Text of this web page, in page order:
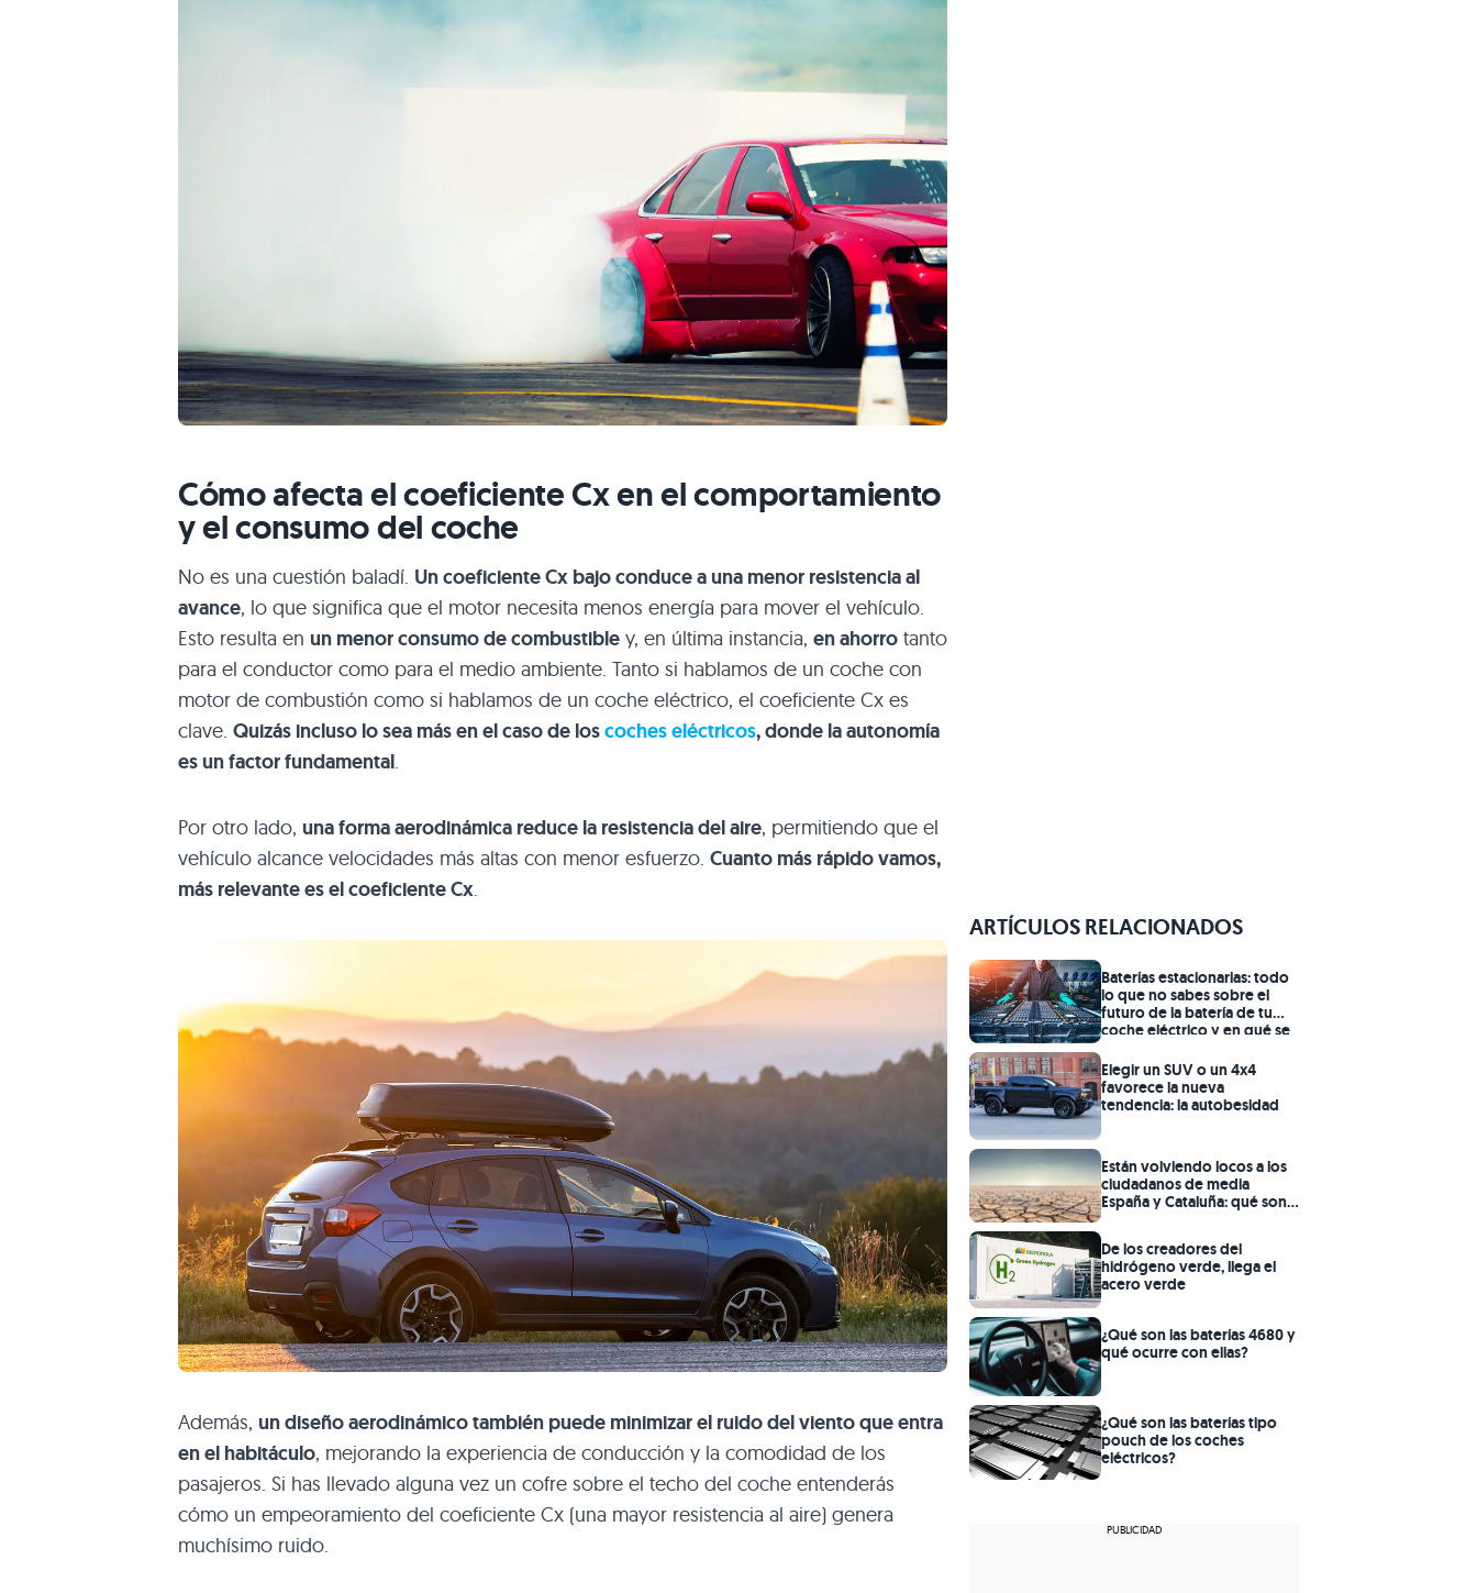
Cómo afecta el coeficiente Cx en el comportamiento
y el consumo del coche
No es una cuestión baladí. Un coeficiente Cx bajo conduce a una menor resistencia al
avance, lo que significa que el motor necesita menos energía para mover el vehículo.
Esto resulta en un menor consumo de combustible y, en última instancia, en ahorro tanto
para el conductor como para el medio ambiente. Tanto si hablamos de un coche con
motor de combustión como si hablamos de un coche eléctrico, el coeficiente Cx es
clave. Quizás incluso lo sea más en el caso de loscoches eléctricos, donde la autonomía
es un factor fundamental.
Por otro lado, una forma aerodinámica reduce la resistencia del aire, permitiendo que el
vehículo alcance velocidades más altas con menor esfuerzo. Cuanto más rápido vamos,
más relevante es el coeficiente Cx.
Además, un diseño aerodinámico también puede minimizar el ruido del viento que entra
en el habitáculo, mejorando la experiencia de conducción y la comodidad de los
pasajeros. Si has llevado alguna vez un cofre sobre el techo del coche entenderás
cómo un empeoramiento del coeficiente Cx (una mayor resistencia al aire) genera
muchísimo ruido.
ARTÍCULOS RELACIONADOS
Baterías estacionarias: todo
lo que no sabes sobre el
futuro de la batería de tu
coche eléctrico y en qué se
Elegir un SUV o un 4x4
favorece la nueva
tendencia: la autobesidad
Están volviendo locos a los
ciudadanos de media
España y Cataluña: qué son
De los creadores del
hidrógeno verde, llega el
acero verde
¿Qué son las baterías 4680 y
qué ocurre con ellas?
¿Qué son las baterías tipo
pouch de los coches
eléctricos?